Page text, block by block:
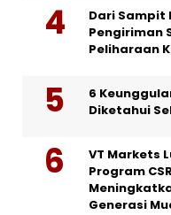
Dari Sampit
Pengiriman
Peliharaan
6
Diketahui
VT Markets
Program
Generasi